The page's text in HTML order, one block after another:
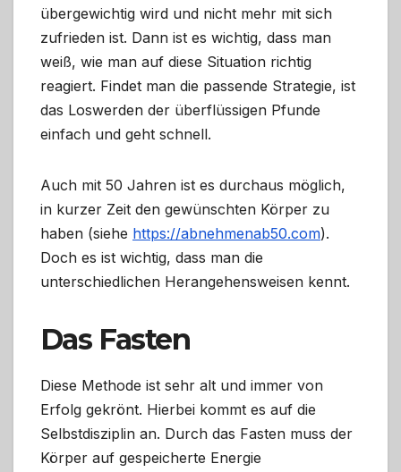
übergewichtig wird und nicht mehr mit sich
zufrieden ist. Dann ist es wichtig, dass man
weiß, wie man auf diese Situation richtig
reagiert. Findet man die passende Strategie, ist
das Loswerden der überflüssigen Pfunde
einfach und geht schnell.
Auch mit 50 Jahren ist es durchaus möglich,
in kurzer Zeit den gewünschten Körper zu
haben (siehe https://abnehmenab50.com).
Doch es ist wichtig, dass man die
unterschiedlichen Herangehensweisen kennt.
Das Fasten
Diese Methode ist sehr alt und immer von
Erfolg gekrönt. Hierbei kommt es auf die
Selbstdisziplin an. Durch das Fasten muss der
Körper auf gespeicherte Energie